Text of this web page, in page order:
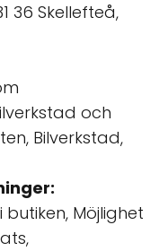
36 Skellefteå,
och
Bilverkstad,
Möjlighet